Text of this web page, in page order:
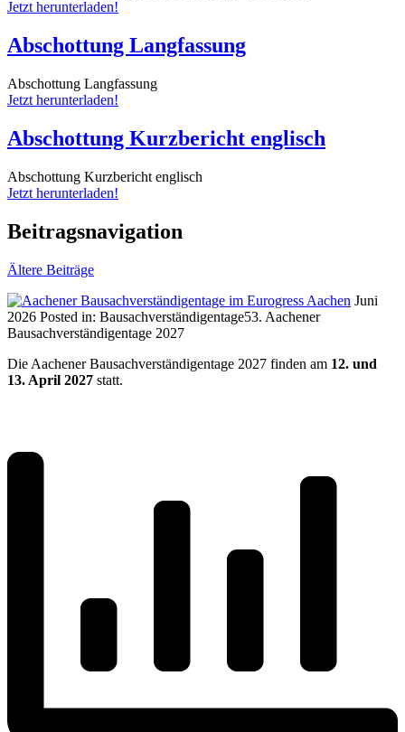
Jetzt herunterladen!
Abschottung Langfassung
Abschottung Langfassung
Jetzt herunterladen!
Abschottung Kurzbericht englisch
Abschottung Kurzbericht englisch
Jetzt herunterladen!
Beitragsnavigation
Ältere Beiträge
Juni
2026 Posted in: Bausachverständigentage53. Aachener
Bausachverständigentage 2027
Die Aachener Bausachverständigentage 2027 finden am 12. und
13. April 2027 statt.